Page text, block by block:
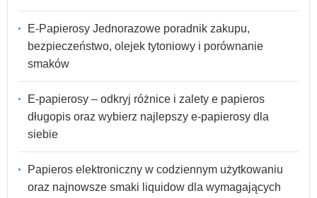
E-Papierosy Jednorazowe poradnik zakupu,
bezpieczeństwo, olejek tytoniowy i porównanie
smaków
E-papierosy – odkryj różnice i zalety e papieros
długopis oraz wybierz najlepszy e-papierosy dla
siebie
Papieros elektroniczny w codziennym użytkowaniu
oraz najnowsze smaki liquidow dla wymagających